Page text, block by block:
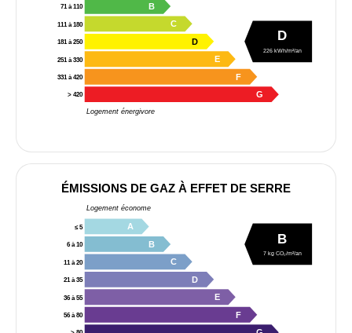
Logement énergivore
71 à 110 B
111 à 180 C
181 à 250 D
251 à 330 E
331 à 420 F
> 420 G
D
226 kWh/m²/an
ÉMISSIONS DE GAZ À EFFET DE SERRE
Logement économe
≤ 5 A
6 à 10 B
11 à 20 C
21 à 35 D
36 à 55 E
56 à 80 F
B
7 kg CO₂/m²/an